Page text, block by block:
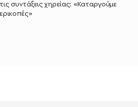
συντάξεις χηρείας: «Καταργούμε